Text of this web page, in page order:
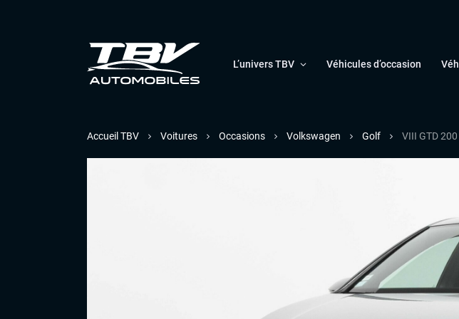
L’univers TBV Véhicules d’occasion
Accueil TBV Voitures Occasions Volkswagen Golf VIII GTD 200